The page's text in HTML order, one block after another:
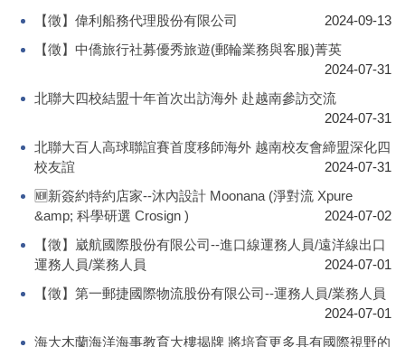
【徵】偉利船務代理股份有限公司
2024-09-13
【徵】中僑旅行社募優秀旅遊(郵輪業務與客服)菁英
2024-07-31
北聯大四校結盟十年首次出訪海外 赴越南參訪交流
2024-07-31
北聯大百人高球聯誼賽首度移師海外 越南校友會締盟深化四
校友誼
2024-07-31
🆕新簽約特約店家--沐內設計 Moonana (淨對流 Xpure
&amp; 科學研選 Crosign )
2024-07-02
【徵】崴航國際股份有限公司--進口線運務人員/遠洋線出口
運務人員/業務人員
2024-07-01
【徵】第一郵捷國際物流股份有限公司--運務人員/業務人員
2024-07-01
海大木蘭海洋海事教育大樓揭牌 將培育更多具有國際視野的